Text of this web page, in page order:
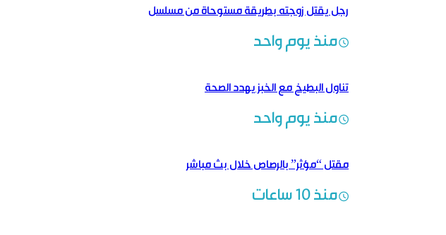
رجل يقتل زوجته بطريقة مستوحاة من مسلسل
منذ يوم واحد
تناول البطيخ مع الخبز يهدد الصحة
منذ يوم واحد
مقتل “مؤثر” بالرصاص خلال بث مباشر
منذ 10 ساعات